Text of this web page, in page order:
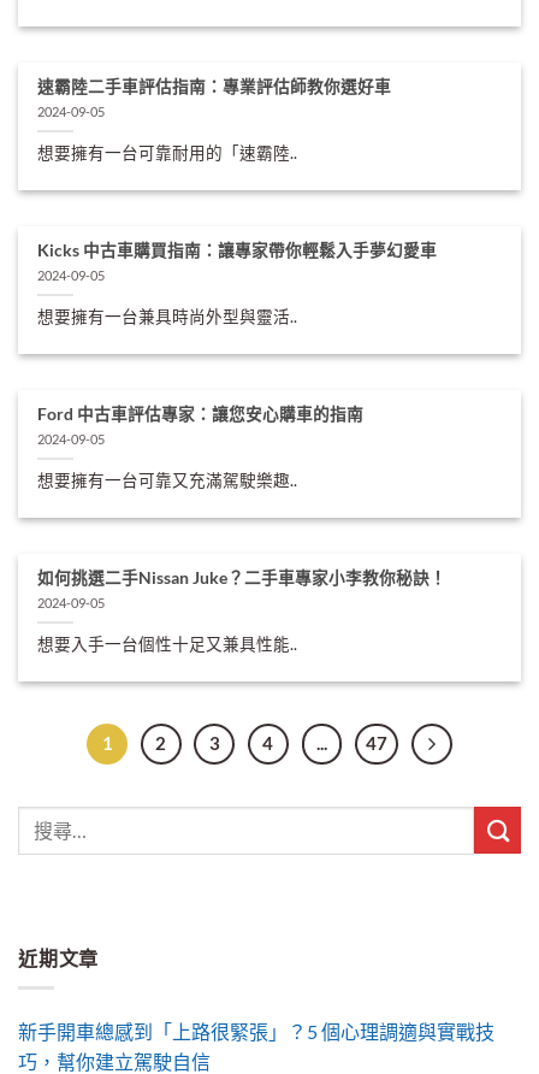
速霸陸二手車評估指南：專業評估師教你選好車
2024-09-05
想要擁有一台可靠耐用的「速霸陸..
Kicks 中古車購買指南：讓專家帶你輕鬆入手夢幻愛車
2024-09-05
想要擁有一台兼具時尚外型與靈活..
Ford 中古車評估專家：讓您安心購車的指南
2024-09-05
想要擁有一台可靠又充滿駕駛樂趣..
如何挑選二手Nissan Juke？二手車專家小李教你秘訣！
2024-09-05
想要入手一台個性十足又兼具性能..
1 2 3 4 ... 47
近期文章
新手開車總感到「上路很緊張」？5 個心理調適與實戰技
巧，幫你建立駕駛自信